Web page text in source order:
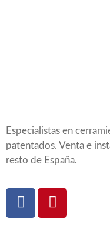
Especialistas en
patentados. Venta e
resto de España.